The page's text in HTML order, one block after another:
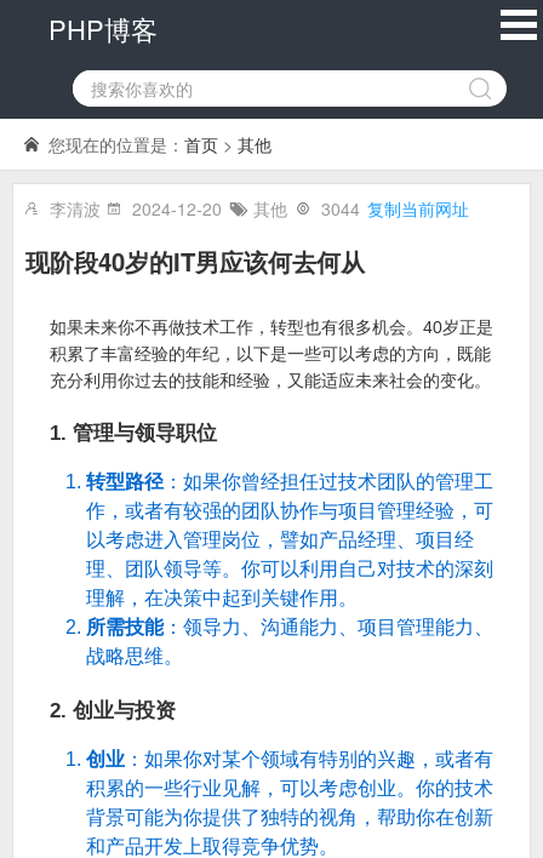
PHP博客
您现在的位置是： 首页 > 其他
李清波 2024-12-20 其他 3044 复制当前网址
现阶段40岁的IT男应该何去何从
如果未来你不再做技术工作，转型也有很多机会。40岁正是
积累了丰富经验的年纪，以下是一些可以考虑的方向，既能
充分利用你过去的技能和经验，又能适应未来社会的变化。
1. 管理与领导职位
转型路径 ：如果你曾经担任过技术团队的管理工
作，或者有较强的团队协作与项目管理经验，可
以考虑进入管理岗位，譬如产品经理、项目经
理、团队领导等。你可以利用自己对技术的深刻
理解，在决策中起到关键作用。
所需技能：领导力、沟通能力、项目管理能力、
战略思维。
2. 创业与投资
创业 ：如果你对某个领域有特别的兴趣，或者有
积累的一些行业见解，可以考虑创业。你的技术
背景可能为你提供了独特的视角，帮助你在创新
和产品开发上取得竞争优势。